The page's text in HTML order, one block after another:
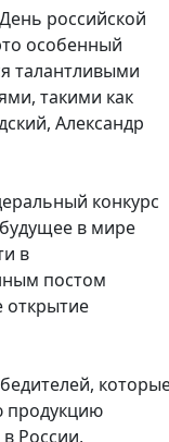
российской
особенный
талантливыми
такими как
Александр
конкурс
в мире
в
постом
открытие
продукцию
России,